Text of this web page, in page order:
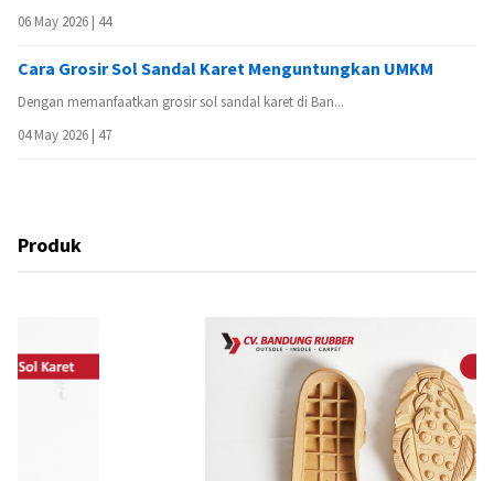
06 May 2026 | 44
Cara Grosir Sol Sandal Karet Menguntungkan UMKM
Dengan memanfaatkan grosir sol sandal karet di Ban...
04 May 2026 | 47
Produk